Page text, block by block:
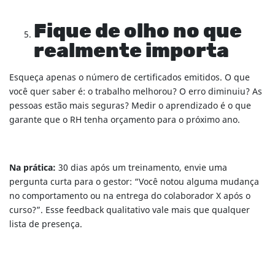
Fique de olho no que
realmente importa
Esqueça apenas o número de certificados emitidos. O que
você quer saber é: o trabalho melhorou? O erro diminuiu? As
pessoas estão mais seguras? Medir o aprendizado é o que
garante que o RH tenha orçamento para o próximo ano.
Na prática: 30 dias após um treinamento, envie uma
pergunta curta para o gestor: “Você notou alguma mudança
no comportamento ou na entrega do colaborador X após o
curso?”. Esse feedback qualitativo vale mais que qualquer
lista de presença.